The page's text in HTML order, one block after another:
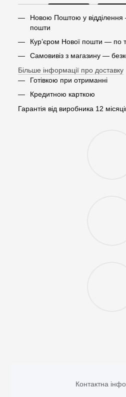
Новою Поштою у
пошти
Кур’єром Нової пошти — по
Самовивіз з магазину —
Більше інформації про доставку
Готівкою при отриманні
Кредитною карткою
Гарантія від виробника 12
Контактна